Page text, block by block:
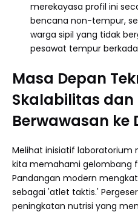
merekayasa profil ini
bencana non-tempur,
warga sipil yang tidak
pesawat tempur
Masa Depan
Skalabilitas dan
Berwawasan ke
Melihat inisiatif
kita memahami gelombang
Pandangan modern
sebagai 'atlet taktis.'
peningkatan nutrisi yang